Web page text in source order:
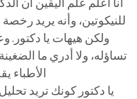
للنيكوتين، وأنه يريد
ولكن هيهات يا دكتور.
تساؤله، ولا أدري ما
الأطباء
يا دكتور كونك تريد